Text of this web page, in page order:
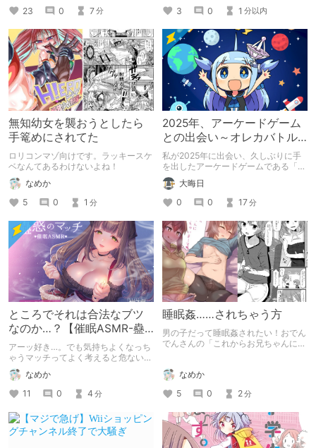
23
0 7分
3
0 1 分以内
無知幼女を襲おうとしたら
手篭めにされてた
ロリコンマゾ向けです。ラッキースケ
ベなんてあるわけないよね！
なめか
5
0 1 分
2025年、アーケードゲーム
との出会い～オレカバトル2
～
私が2025年に出会い、久しぶりに手
を出したアーケードゲームである「モ
ンスター烈伝 オレカバトル2」につい
て紹介します。
大晦日
0
0 17分
ところでそれは合法なブツ
なのか…？【催眠ASMR-蠱
惑のマッチ】
アーッ好き…。でも気持ちよくなっち
ゃうマッチってよく考えると危ない薬
物なのでは…？？
なめか
11
0 4 分
睡眠姦……されちゃう方
男の子だって睡眠姦されたい！おでん
でんさんの「これからお兄ちゃんに
なめか
5
0 2分